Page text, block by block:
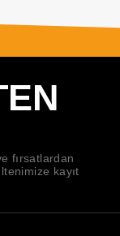
fırsatlardan
kayıt